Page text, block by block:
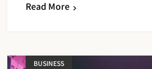
Read More
BUSINESS